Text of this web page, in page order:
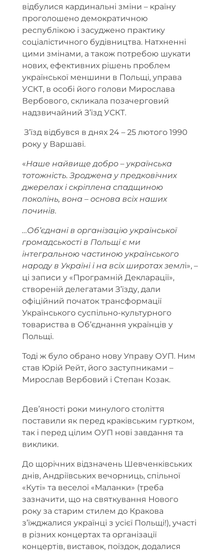
відбулися кардинальні зміни – країну
проголошено демократичною
республікою і засуджено практику
соціалістичного будівництва. Натхненні
цими змінами, а також потребою шукати
нових, ефективних рішень проблем
української меншини в Польщі, управа
УСКТ, в особі його голови Мирослава
Вербового, скликала позачерговий
надзвичайний З’їзд УСКТ.
З’їзд відбувся в днях 24 – 25 лютого 1990
року у Варшаві.
«Наше найвище добро – українська
тотожність. Зроджена у предковічних
джерелах і скріплена спадщиною
поколінь, вона – основа всіх наших
починів.
…Об’єднані в організацію української
громадськості в Польщі є ми
інтегральною частиною українського
народу в Україні і на всіх широтах землі», –
ці записи у «Програмній Декларації»,
створеній делегатами З’їзду, дали
офіційний початок трансформації
Українського суспільно-культурного
товариства в Об’єднання українців у
Польщі.
Тоді ж було обрано нову Управу ОУП. Ним
став Юрій Рейт, його заступниками –
Мирослав Вербовий і Степан Козак.
Дев’яності роки минулого століття
поставили як перед краківським гуртком,
так і перед цілим ОУП нові завдання та
виклики.
До щорічних відзначень Шевченківських
днів, Андріївських вечорниць, спільної
«Куті» та веселої «Маланки» (треба
зазначити, що на святкування Нового
року за старим стилем до Кракова
з’їжджалися українці з усієї Польщі!), участі
в різних концертах та організації
концертів, виставок, поїздок, додалися